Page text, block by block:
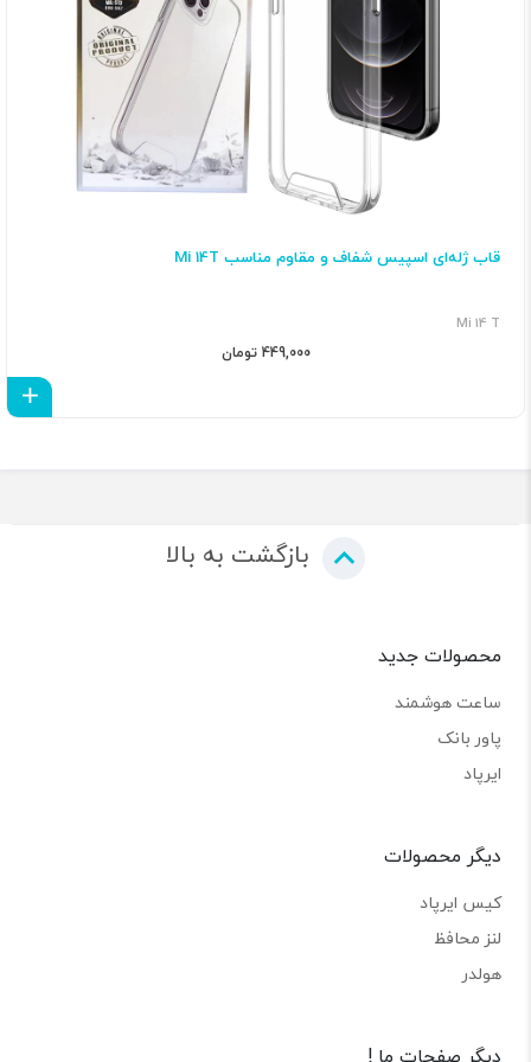
قاب ژله‌ای اسپیس شفاف و مقاوم مناسب Mi 14T
Mi 14 T
449,000 تومان
بازگشت به بالا
محصولات جدید
ساعت هوشمند
پاور بانک
ایرپاد
دیگر محصولات
کیس ایرپاد
لنز محافظ
هولدر